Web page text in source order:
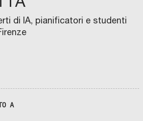
di IA, pianificatori e studenti
A